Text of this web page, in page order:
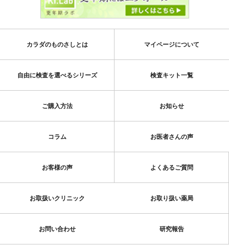
カラダのものさしとは マイページについて
自由に検査を選べるシリーズ 検査キット一覧
ご購入方法 お知らせ
コラム お医者さんの声
お客様の声 よくあるご質問
お取扱いクリニック お取り扱い薬局
お問い合わせ 研究報告